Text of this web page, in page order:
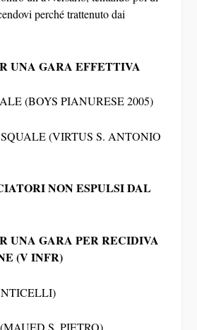
perché trattenuto dai
UNA GARA EFFETTIVA
(BOYS PIANURESE 2005)
(VIRTUS S. ANTONIO
NON ESPULSI DAL
UNA GARA PER RECIDIVA
(V INFR)
S. PIETRO)